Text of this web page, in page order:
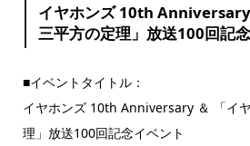
イヤホンズ 10th
三平方の定理」放送100回記
■イベントタイトル：
イヤホンズ 10th Anniversary ＆ 「イ
理」放送100回記念イベント